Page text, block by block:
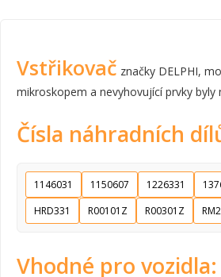
Vstřikovač značky DELPHI,
mikroskopem a nevyhovující prvky
Čísla náhradních
1146031 1150607 1226331
HRD331
R00101Z R00301Z
Vhodné pro vozidla: